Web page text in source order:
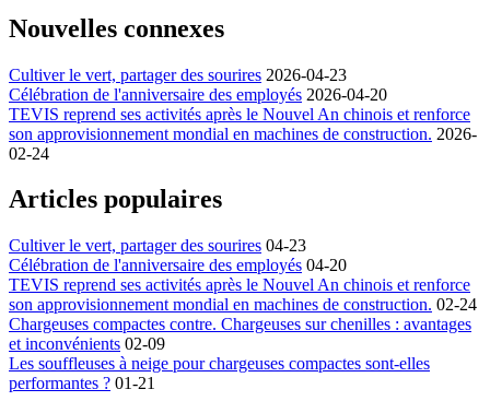
Nouvelles connexes
Cultiver le vert, partager des sourires 2026-04-23
Célébration de l'anniversaire des employés 2026-04-20
TEVIS reprend ses activités après le Nouvel An chinois et renforce
son approvisionnement mondial en machines de construction. 2026-
02-24
Articles populaires
Cultiver le vert, partager des sourires 04-23
Célébration de l'anniversaire des employés 04-20
TEVIS reprend ses activités après le Nouvel An chinois et renforce
son approvisionnement mondial en machines de construction. 02-24
Chargeuses compactes contre. Chargeuses sur chenilles : avantages
et inconvénients 02-09
Les souffleuses à neige pour chargeuses compactes sont-elles
performantes ? 01-21